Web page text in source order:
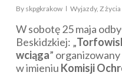
By skpgkrakow Wyjazdy, Z życia
W sobotę 25 maja
Beskidzkiej: „
wciąga”
w imieniu Komisji